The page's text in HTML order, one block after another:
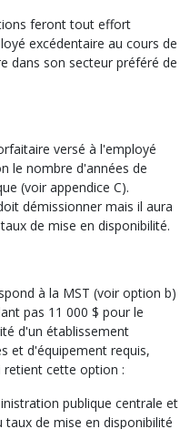
feront tout effort
excédentaire au cours de
dans son secteur préféré de
versé à l'employé
le nombre d'années de
(voir appendice C).
démissionner mais il aura
de mise en disponibilité.
à la MST (voir option b)
pas 11 000 $ pour le
d'un établissement
et d'équipement requis,
retient cette option :
publique centrale et
de mise en disponibilité